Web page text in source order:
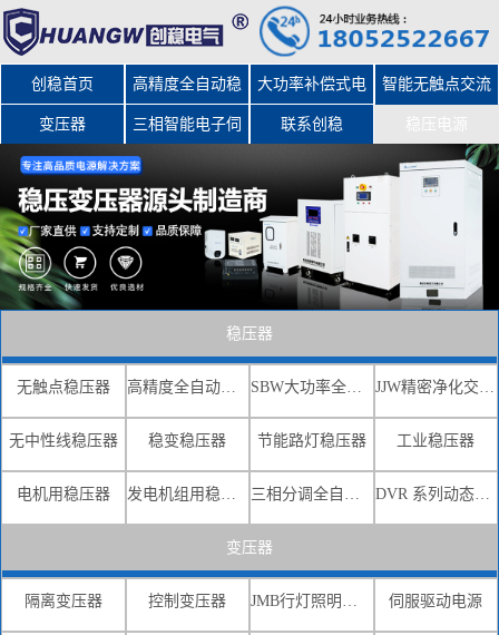
创稳首页 高精度全自动稳
压器
大功率补偿式电
力稳压器
智能无触点交流
变压器 三相智能电子伺 联系创稳
稳压器
无触点稳压器 高精度全自动交流稳压器 SBW大功率全自动补偿式电力稳压器 JJW精密净化交流稳压电源
无中性线稳压器 稳变稳压器 节能路灯稳压器 工业稳压器
电机用稳压器 发电机组用稳压器 三相分调全自动补偿式电力稳压器 DVR 系列动态电压恢复器
变压器
隔离变压器 控制变压器 JMB行灯照明变压器 伺服驱动电源